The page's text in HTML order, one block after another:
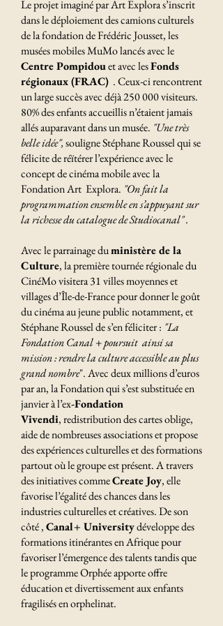
Le projet imaginé par Art Explora s’inscrit
dans le déploiement des camions culturels
de la fondation de Frédéric Jousset, les
musées mobiles MuMo lancés avec le
Centre Pompidouet avec lesFonds
régionaux (FRAC) . Ceux-ci rencontrent
un large succès avec déjà 250 000 visiteurs.
80% des enfants accueillis n’étaient jamais
allés auparavant dans un musée. "Une très
belle idée",souligne Stéphane Roussel qui se
félicite de réïtérer l’expérience avec le
concept de cinéma mobile avec la
Fondation Art Explora. "On fait la
programmation ensemble en s’appuyant sur
la richesse du catalogue de Studiocanal" .
Avec le parrainage duministère de la
Culture, la première tournée régionale du
CinéMovisitera 31 villes moyennes et
villages d’Île-de-France pour donner le goût
du cinéma au jeune public notamment, et
Stéphane Roussel de s’en féliciter : "La
Fondation Canal + poursuit ainsi sa
mission : rendre la culture accessible au plus
grand nombre". Avec deux millions d’euros
par an, la Fondation qui s’est substituée en
janvier à l’ex-Fondation
Vivendi, redistribution des cartes oblige,
aide de nombreuses associations et propose
des expériences culturelles et des formations
partout où le groupe est présent. A travers
des initiatives commeCreate Joy, elle
favorise l’égalité des chances dans les
industries culturelles et créatives. De son
côté ,Canal+ Universitydéveloppe des
formations itinérantes en Afrique pour
favoriser l’émergence des talents tandis que
le programme Orphée apporte offre
éducation et divertissement aux enfants
fragilisés en orphelinat.